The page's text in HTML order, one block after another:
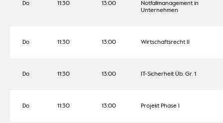
Do 11:30 13:00
Notfallmanagement in
Unternehmen
Do 11:30 13:00 Wirtschaftsrecht II
Do 11:30 13:00 IT-Sicherheit Üb. Gr. 1
Do 11:30 13:00 Projekt Phase I